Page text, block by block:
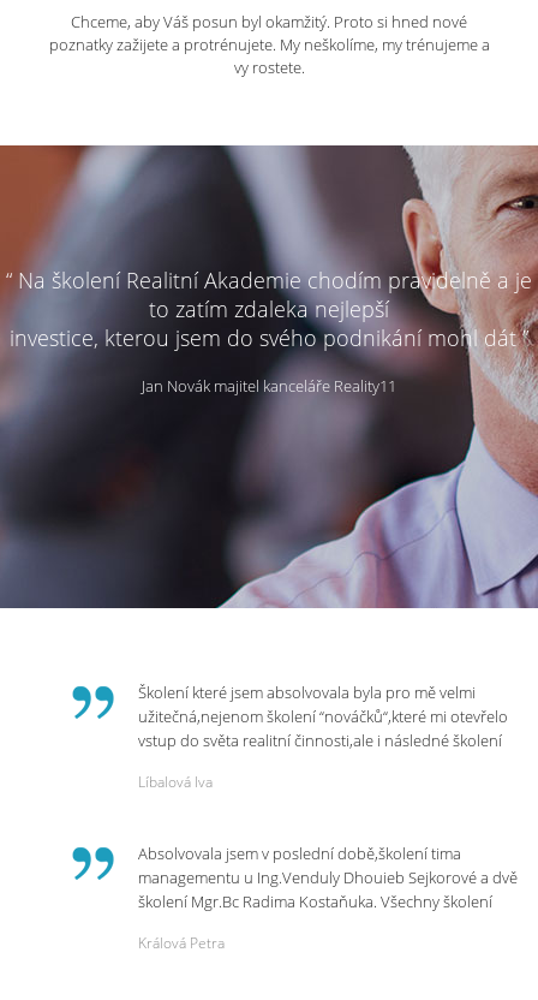
Chceme, aby Váš posun byl okamžitý. Proto si hned nové
poznatky zažijete a protrénujete. My neškolíme, my trénujeme a
vy rostete.
“ Na školení Realitní Akademie chodím pravidelně a je
to zatím zdaleka nejlepší
investice, kterou jsem do svého podnikání mohl dát ”
Jan Novák majitel kanceláře Reality11
Školení které jsem absolvovala byla pro mě velmi
užitečná,nejenom školení “nováčků“,které mi otevřelo
vstup do světa realitní činnosti,ale i následné školení
p.Vendulce která s nesmírnou lidskostí,přesto
potřebná školení,která Realitní Akademie umožňuje.
Líbalová Iva
Absolvovala jsem v poslední době,školení tima
managementu u Ing.Venduly Dhouieb Sejkorové a dvě
školení Mgr.Bc Radima Kostaňuka. Všechny školení
práci a na život.
Králová Petra